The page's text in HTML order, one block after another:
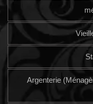
Argenterie